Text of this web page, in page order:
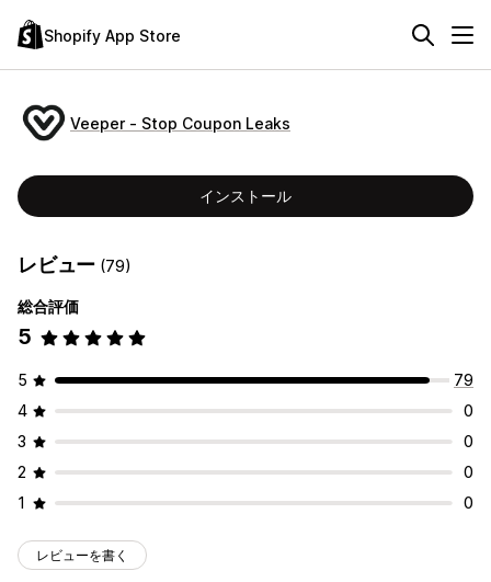
Shopify App Store
Veeper ‑ Stop Coupon Leaks
インストール
レビュー (79)
総合評価
5
5
79
4
0
3
0
2
0
1
0
レビューを書く